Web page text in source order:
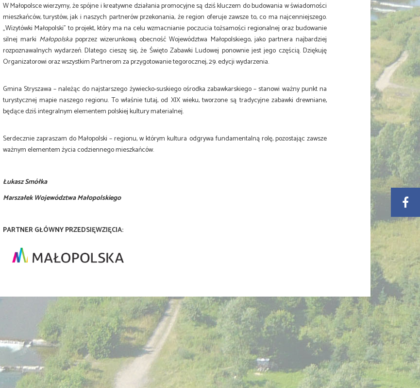
W Małopolsce wierzymy, że spójne i kreatywne działania promocyjne są dziś kluczem do budowania w świadomości
mieszkańców, turystów, jak i naszych partnerów przekonania, że region oferuje zawsze to, co ma najcenniejszego.
„Wizytówki Małopolski” to projekt, który ma na celu wzmacnianie poczucia tożsamości regionalnej oraz budowanie
silnej marki Małopolska poprzez wizerunkową obecność Województwa Małopolskiego, jako partnera najbardziej
rozpoznawalnych wydarzeń. Dlatego cieszę się, że Święto Zabawki Ludowej ponownie jest jego częścią. Dziękuję
Organizatorowi oraz wszystkim Partnerom za przygotowanie tegorocznej, 29. edycji wydarzenia.
Gmina Stryszawa – należąc do najstarszego żywiecko-suskiego ośrodka zabawkarskiego – stanowi ważny punkt na
turystycznej mapie naszego regionu. To właśnie tutaj, od XIX wieku, tworzone są tradycyjne zabawki drewniane,
będące dziś integralnym elementem polskiej kultury materialnej.
Serdecznie zapraszam do Małopolski – regionu, w którym kultura odgrywa fundamentalną rolę, pozostając zawsze
ważnym elementem życia codziennego mieszkańców.
Łukasz Smółka
Marszałek Województwa Małopolskiego
PARTNER GŁÓWNY PRZEDSIĘWZIĘCIA: